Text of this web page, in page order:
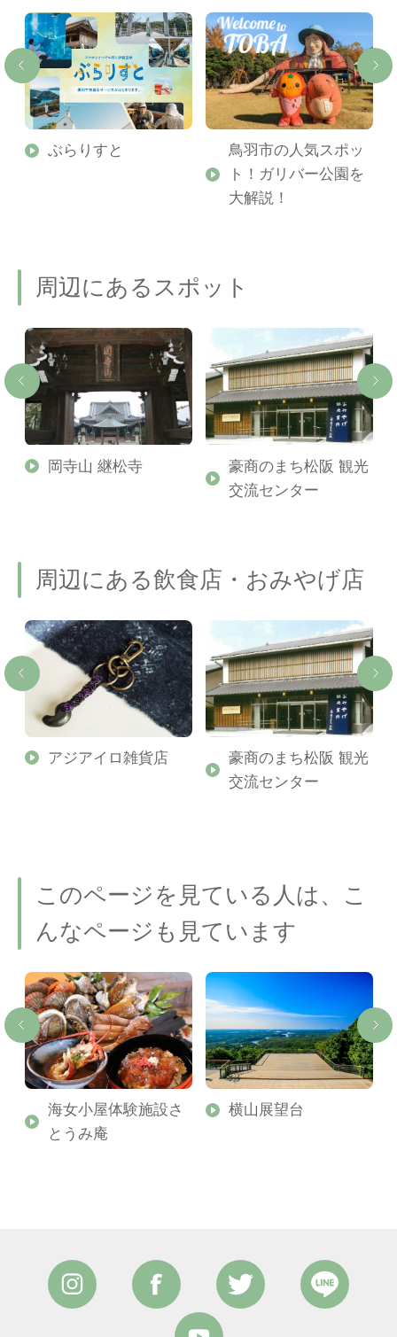
ぶらりすと
鳥羽市の人気スポッ
ト！ガリバー公園を
大解説！
周辺にあるスポット
岡寺山 継松寺
豪商のまち松阪 観光
交流センター
周辺にある飲食店・おみやげ店
アジアイロ雑貨店
豪商のまち松阪 観光
交流センター
このページを見ている人は、こ
んなページも見ています
海女小屋体験施設さ
とうみ庵
横山展望台